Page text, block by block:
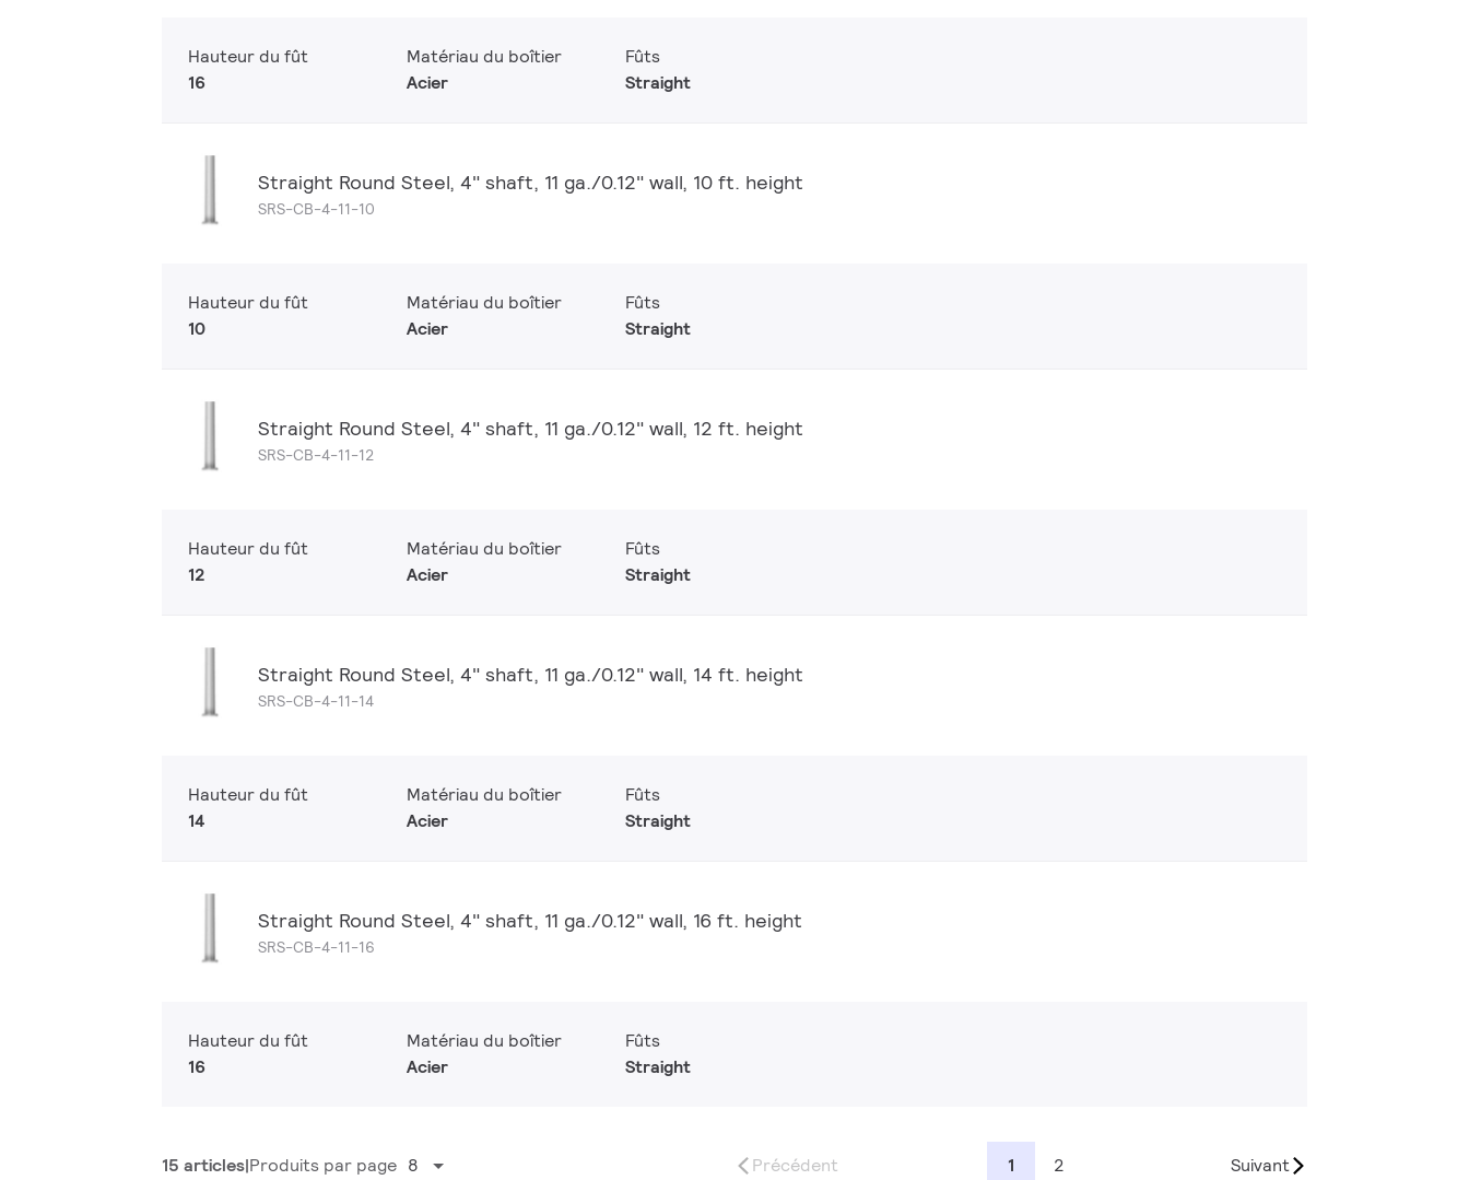
Hauteur du fût
16
Matériau du boîtier
Acier
Fûts
Straight
Straight Round Steel, 4" shaft, 11 ga./0.12" wall, 10 ft. height
SRS-CB-4-11-10
Hauteur du fût
10
Matériau du boîtier
Acier
Fûts
Straight
Straight Round Steel, 4" shaft, 11 ga./0.12" wall, 12 ft. height
SRS-CB-4-11-12
Hauteur du fût
12
Matériau du boîtier
Acier
Fûts
Straight
Straight Round Steel, 4" shaft, 11 ga./0.12" wall, 14 ft. height
SRS-CB-4-11-14
Hauteur du fût
14
Matériau du boîtier
Acier
Fûts
Straight
Straight Round Steel, 4" shaft, 11 ga./0.12" wall, 16 ft. height
SRS-CB-4-11-16
Hauteur du fût
16
Matériau du boîtier
Acier
Fûts
Straight
15 articles Produits par page 8 Précédent 1 2 Suivant